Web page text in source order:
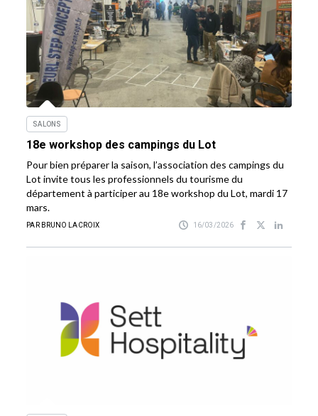
SALONS
18e workshop des campings du Lot
Pour bien préparer la saison, l’association des campings du
Lot invite tous les professionnels du tourisme du
département à participer au 18e workshop du Lot, mardi 17
mars.
PAR BRUNO LACROIX 16/03/2026